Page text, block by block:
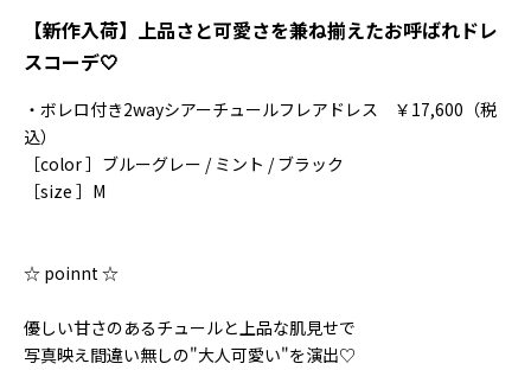
【新作入荷】上品さと可愛さを兼ね揃えたお呼ばれドレ
スコーデ‎🤍
・ボレロ付き2wayシアーチュールフレアドレス ￥17,600（税
込）
［color ］ブルーグレー / ミント / ブラック
［size ］M
☆ poinnt ☆
優しい甘さのあるチュールと上品な肌見せで
写真映え間違い無しの"大人可愛い"を演出♡